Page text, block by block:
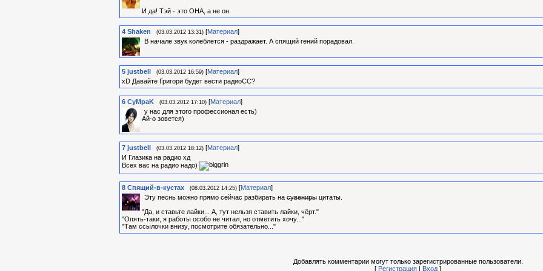
И да! Тэй - это ОНА, а не он.
4 Shaken (03.03.2012 13:31) [Материал]
В начале звук колеблется - раздражает. А спящий гений порадовал.
5 justbell (03.03.2012 16:59) [Материал]
хD Давайте Григори будет вести радиоСС?
6 CyMpaK (03.03.2012 17:10) [Материал]
у нас для этого профессионал есть)
Ай-о зовется)
7 justbell (03.03.2012 18:12) [Материал]
И Глазика на радио хд
Всех вас на радио надо)
8 Спящий-в-кустах (08.03.2012 14:25) [Материал]
Эту песнь можно прямо сейчас разбирать на сувениры цитаты.
"Да, и ставьте лайки... А, тут нельзя ставить лайки, чёрт."
"Опять-таки, я работы особо не читал, но отметить хочу..."
"Там ссылочки внизу, посмотрите обязательно..."
Добавлять комментарии могут только зарегистрированные пользователи.
[ Регистрация Вход ]